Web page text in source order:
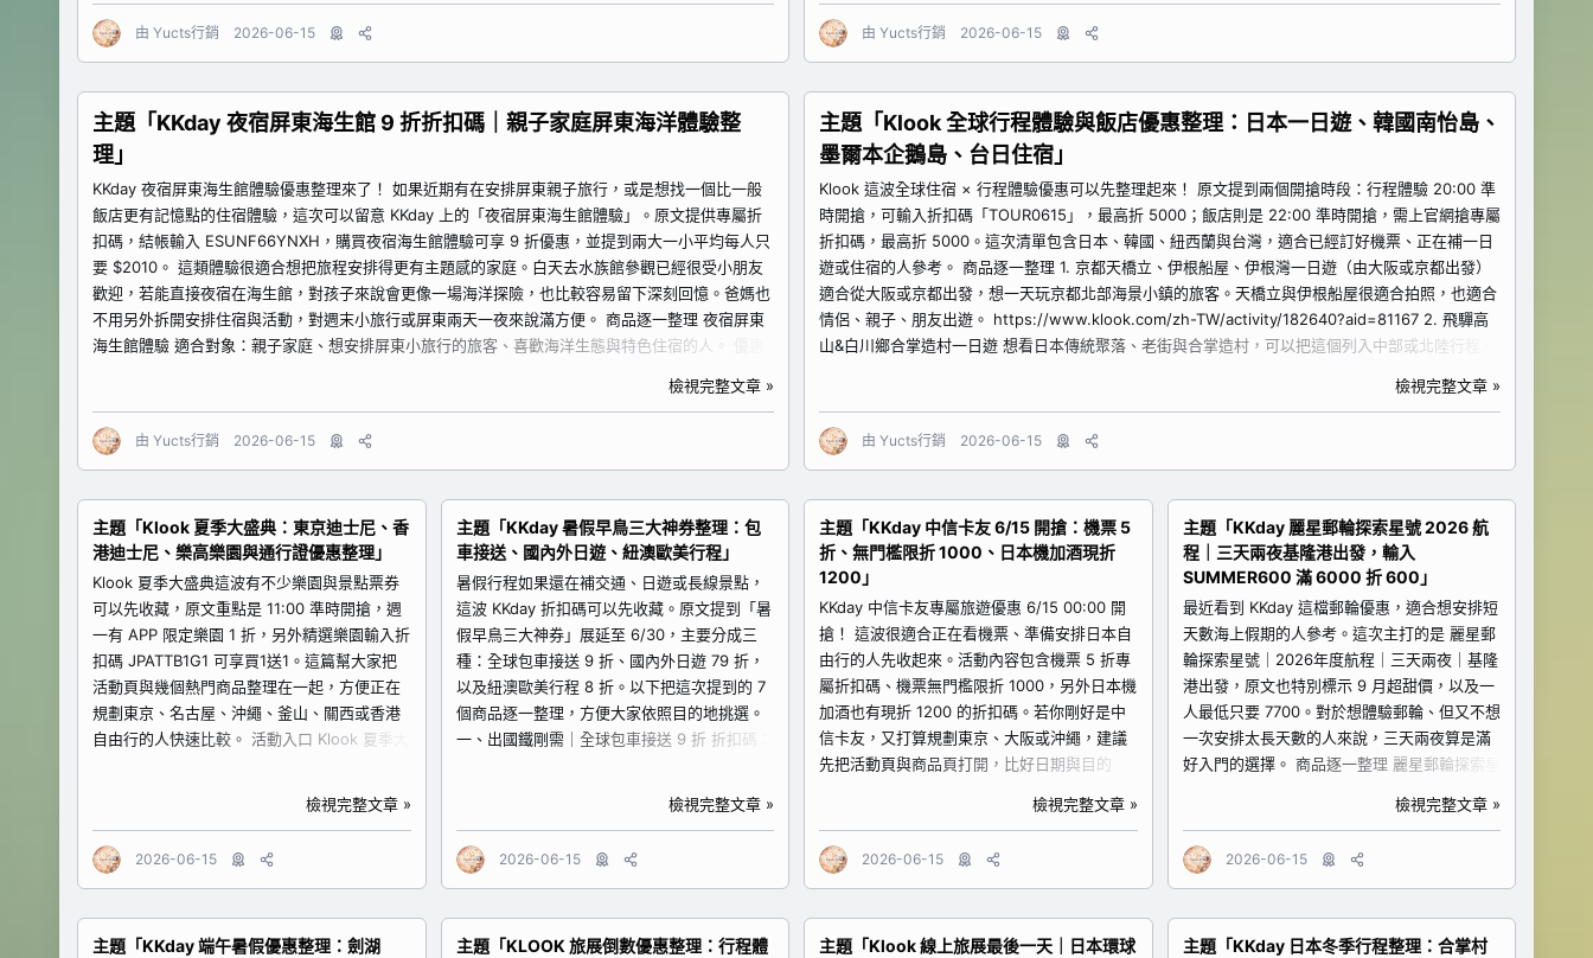
由 Yucts行銷 2026-06-15
進入 Klook...
由 Yucts行銷 2026-06-15
主題「KKday 夜宿屏東海生館 9 折折扣碼｜親子家庭屏東海洋體驗整
理」
KKday 夜宿屏東海生館體驗優惠整理來了！ 如果近期有在安排屏東親子旅行，或是想找一個比一般
飯店更有記憶點的住宿體驗，這次可以留意 KKday 上的「夜宿屏東海生館體驗」。原文提供專屬折
扣碼，結帳輸入 ESUNF66YNXH，購買夜宿海生館體驗可享 9 折優惠，並提到兩大一小平均每人只
要 $2010。 這類體驗很適合想把旅程安排得更有主題感的家庭。白天去水族館參觀已經很受小朋友
歡迎，若能直接夜宿在海生館，對孩子來說會更像一場海洋探險，也比較容易留下深刻回憶。爸媽也
不用另外拆開安排住宿與活動，對週末小旅行或屏東兩天一夜來說滿方便。 商品逐一整理 夜宿屏東
海生館體驗 適合對象：親子家庭、想安排屏東小旅行的旅客、喜歡海洋生態與特色住宿的人。 優惠
檢視完整文章 »
由 Yucts行銷 2026-06-15
主題「Klook 全球行程體驗與飯店優惠整理：日本一日遊、韓國南怡島、
墨爾本企鵝島、台日住宿」
Klook 這波全球住宿 × 行程體驗優惠可以先整理起來！ 原文提到兩個開搶時段：行程體驗 20:00 準
時開搶，可輸入折扣碼「TOUR0615」，最高折 5000；飯店則是 22:00 準時開搶，需上官網搶專屬
折扣碼，最高折 5000。這次清單包含日本、韓國、紐西蘭與台灣，適合已經訂好機票、正在補一日
遊或住宿的人參考。 商品逐一整理 1. 京都天橋立、伊根船屋、伊根灣一日遊（由大阪或京都出發）
適合從大阪或京都出發，想一天玩京都北部海景小鎮的旅客。天橋立與伊根船屋很適合拍照，也適合
情侶、親子、朋友出遊。 https://www.klook.com/zh-TW/activity/182640?aid=81167 2. 飛驒高
山&白川鄉合掌造村一日遊 想看日本傳統聚落、老街與合掌造村，可以把這個列入中部或北陸行程。
檢視完整文章 »
由 Yucts行銷 2026-06-15
主題「Klook 夏季大盛典：東京迪士尼、香
港迪士尼、樂高樂園與通行證優惠整理」
Klook 夏季大盛典這波有不少樂園與景點票券
可以先收藏，原文重點是 11:00 準時開搶，週
一有 APP 限定樂園 1 折，另外精選樂園輸入折
扣碼 JPATTB1G1 可享買1送1。這篇幫大家把
活動頁與幾個熱門商品整理在一起，方便正在
規劃東京、名古屋、沖繩、釜山、關西或香港
自由行的人快速比較。 活動入口 Klook 夏季大
價、週一 APP 限定樂園 1 折，建議先從活動頁
看目前可用的優惠與折扣碼。 商品逐一整理 1.
東京迪士尼度假區 - 東京迪士尼樂園及東京迪
士尼海洋門票 東京自由行必看，適合親子、情
侶、好友與迪士尼粉絲。可以依照自己想去的
園區安排東京迪士尼樂園或東京迪士尼海洋。
檢視完整文章 »
2026-06-15
主題「KKday 暑假早鳥三大神券整理：包
車接送、國內外日遊、紐澳歐美行程」
暑假行程如果還在補交通、日遊或長線景點，
這波 KKday 折扣碼可以先收藏。原文提到「暑
假早鳥三大神券」展延至 6/30，主要分成三
種：全球包車接送 9 折、國內外日遊 79 折，
以及紐澳歐美行程 8 折。以下把這次提到的 7
個商品逐一整理，方便大家依照目的地挑選。
一、出國鐵剛需｜全球包車接送 9 折 折扣碼：
適合紅眼班機、親子家庭、長輩同行或行李很
多的旅客。若不想拖著行李轉乘大眾運輸，機
場接送會省事很多。
https://www.kkday.com/zh-
tw/product/138845?cid=17725 2. 日本東京
接送 適合東京自由行、想降低抵達當天交通壓
檢視完整文章 »
2026-06-15
主題「KKday 中信卡友 6/15 開搶：機票 5
折、無門檻限折 1000、日本機加酒現折
1200」
KKday 中信卡友專屬旅遊優惠 6/15 00:00 開
搶！ 這波很適合正在看機票、準備安排日本自
由行的人先收起來。活動內容包含機票 5 折專
屬折扣碼、機票無門檻限折 1000，另外日本機
加酒也有現折 1200 的折扣碼。若你剛好是中
信卡友，又打算規劃東京、大阪或沖繩，建議
先把活動頁與商品頁打開，比好日期與目的
理 1. 中信卡友活動主會場 適合想一次看機票折
扣與活動入口的人。原文提供的機票 5 折專屬
折扣碼為 CTBC35000615；機票無門檻限折
1000 折扣券為 CTBC10000615。要搶機票優
惠的話，這個主會場是最該先開的頁面。
https://www.kkday.com/zh-
檢視完整文章 »
2026-06-15
主題「KKday 麗星郵輪探索星號 2026 航
程｜三天兩夜基隆港出發，輸入
SUMMER600 滿 6000 折 600」
最近看到 KKday 這檔郵輪優惠，適合想安排短
天數海上假期的人參考。這次主打的是 麗星郵
輪探索星號｜2026年度航程｜三天兩夜｜基隆
港出發，原文也特別標示 9 月超甜價，以及一
人最低只要 7700。對於想體驗郵輪、但又不想
一次安排太長天數的人來說，三天兩夜算是滿
好入門的選擇。 商品逐一整理 麗星郵輪探索星
適合對象：想從基隆港出發、安排短假期的旅
客；也適合情侶、親友同行、家庭旅遊，或第
一次想嘗試郵輪旅行的人。 優惠重點：原文標
示一人最低只要 7700；結帳輸入折扣碼
SUMMER600，滿 6000 折 600。 預訂連
結：https://www.kkday.com/zh-
檢視完整文章 »
2026-06-15
主題「KKday 端午暑假優惠整理：劍湖
主題「KLOOK 旅展倒數優惠整理：行程體
主題「Klook 線上旅展最後一天｜日本環球
主題「KKday 日本冬季行程整理：合掌村